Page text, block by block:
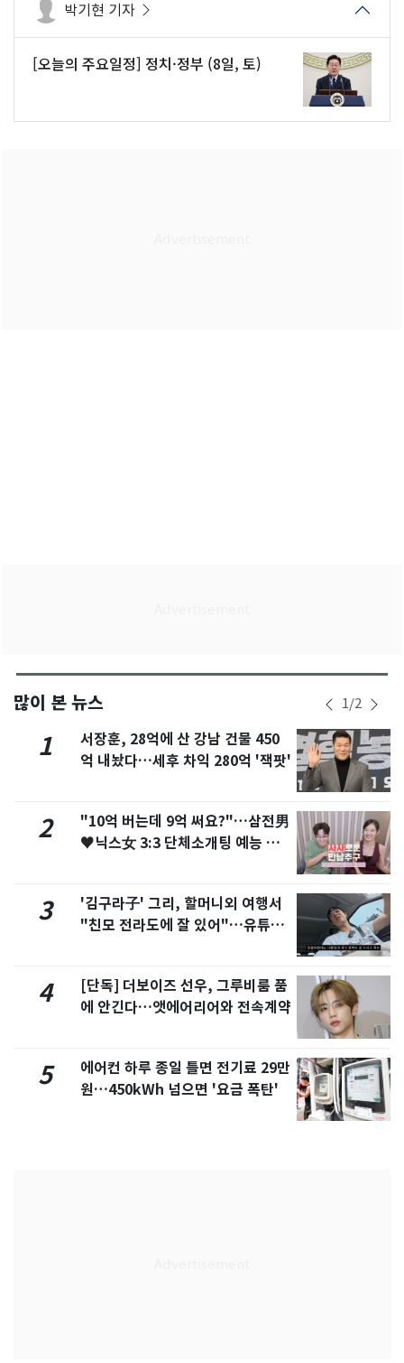
박기현 기자
[오늘의 주요일정] 정치·정부 (8일, 토)
많이 본 뉴스 1/2
1
서장훈, 28억에 산 강남 건물 450
억 내놨다…세후 차익 280억 '잭팟'
2
"10억 버는데 9억 써요?"…삼전男
♥닉스女 3:3 단체소개팅 예능 화
3
'김구라子' 그리, 할머니외 여행서
"친모 전라도에 잘 있어"…유튜브
4
[단독] 더보이즈 선우, 그루비룸 품
에 안긴다…앳에어리어와 전속계약
5
에어컨 하루 종일 틀면 전기료 29만
원…450kWh 넘으면 '요금 폭탄'